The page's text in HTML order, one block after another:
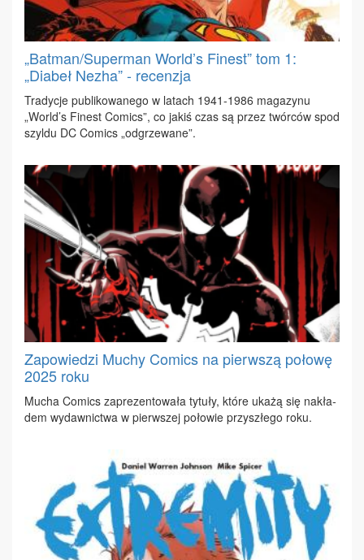
„Batman/Superman World’s Finest” tom 1:
„Diabeł Nezha” - recenzja
Tra­dy­cje pu­bli­ko­wa­ne­go w la­tach 1941-1986 ma­ga­zy­nu
„World’s Fi­nest Co­mics”, co ja­kiś czas są przez twór­ców spod
szyl­du DC Co­mics „od­grze­wa­ne”.
Zapowiedzi Muchy Comics na pierwszą połowę
2025 roku
Mu­cha Co­mics za­pre­zen­to­wa­ła ty­tu­ły, któ­re uka­żą się na­kła­
dem wy­daw­nic­twa w pierw­szej po­ło­wie przy­szłe­go ro­ku.